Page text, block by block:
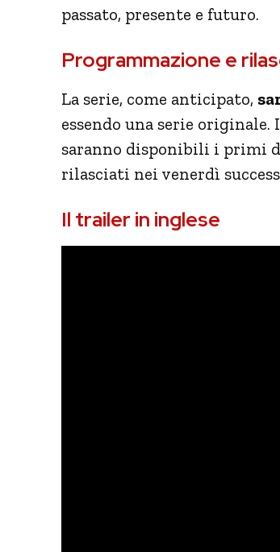
passato, presente e futuro.
Programmazione e
La serie, come anticipato,
essendo una serie
saranno disponibili i primi
rilasciati nei venerdì
Il trailer in inglese